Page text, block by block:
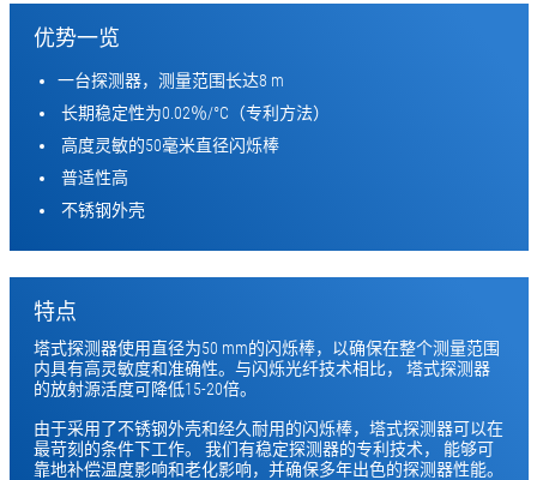
优势一览
一台探测器，测量范围长达8 m
长期稳定性为0.02％/°C（专利方法）
高度灵敏的50毫米直径闪烁棒
普适性高
不锈钢外壳
特点
塔式探测器使用直径为50 mm的闪烁棒，以确保在整个测量范围
内具有高灵敏度和准确性。与闪烁光纤技术相比， 塔式探测器
的放射源活度可降低15-20倍。
由于采用了不锈钢外壳和经久耐用的闪烁棒，塔式探测器可以在
最苛刻的条件下工作。 我们有稳定探测器的专利技术， 能够可
靠地补偿温度影响和老化影响，并确保多年出色的探测器性能。